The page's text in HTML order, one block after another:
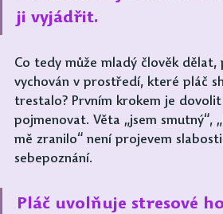
ji vyjádřit.
Co tedy může mladý člověk dělat,
vychován v prostředí, které pláč
trestalo? Prvním krokem je dovolit
pojmenovat. Věta „jsem smutný“,
mě zranilo“ není projevem
sebepoznání.
Pláč uvolňuje stresové